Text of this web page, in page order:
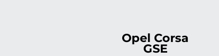
Opel Corsa
GSE